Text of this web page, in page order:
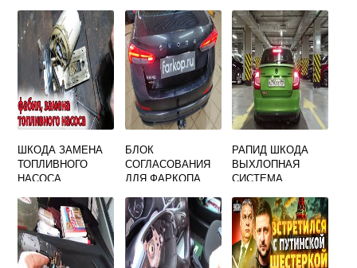
ПЕРЕДНИЙ
ПРАВЫЙ
SKODA OCTAVIA
A5
ШКОДА ЗАМЕНА
ТОПЛИВНОГО
НАСОСА
БЛОК
СОГЛАСОВАНИЯ
ДЛЯ ФАРКОПА
РАПИД ШКОДА
ВЫХЛОПНАЯ
СИСТЕМА